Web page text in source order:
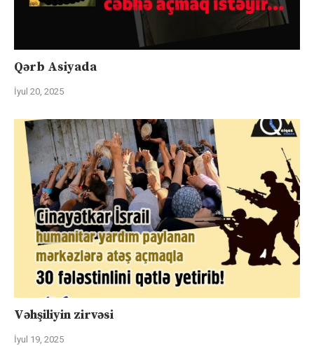
Qərb Asiyada
İyul 20, 2025
Vəhşiliyin zirvəsi
İyul 19, 2025